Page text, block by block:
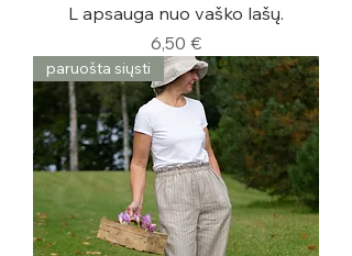
L apsauga nuo vaško lašų.
Kaina
6,50 €
paruošta siųsti